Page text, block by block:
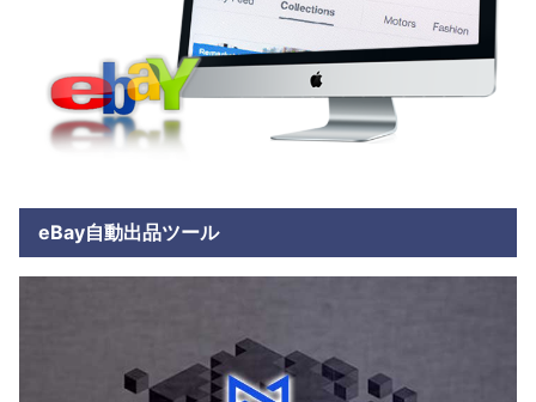
eBay自動出品ツール